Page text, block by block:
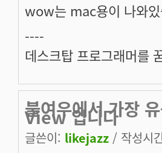
wow는 mac용이 나와있
----
데스크탑 프로그래머를
불여우에서 가장
View 입니다
글쓴이: likejazz / 작성시